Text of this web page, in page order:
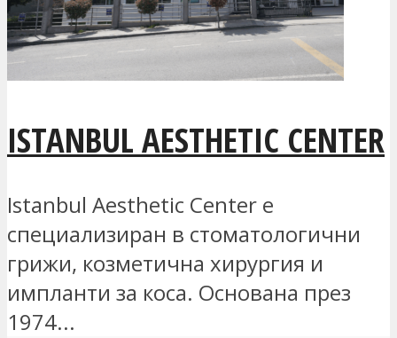
ISTANBUL AESTHETIC CENTER
Istanbul Aesthetic Center е
специализиран в стоматологични
грижи, козметична хирургия и
импланти за коса. Основана през
1974...